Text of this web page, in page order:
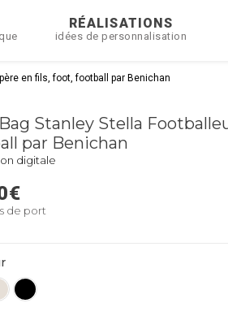
RÉALISATIONS
idées de personnalisation
en fils, foot, football par Benichan
Stanley Stella
par Benichan
digitale
€
de port